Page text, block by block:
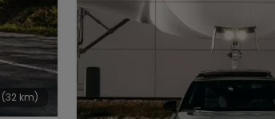
(32 km)